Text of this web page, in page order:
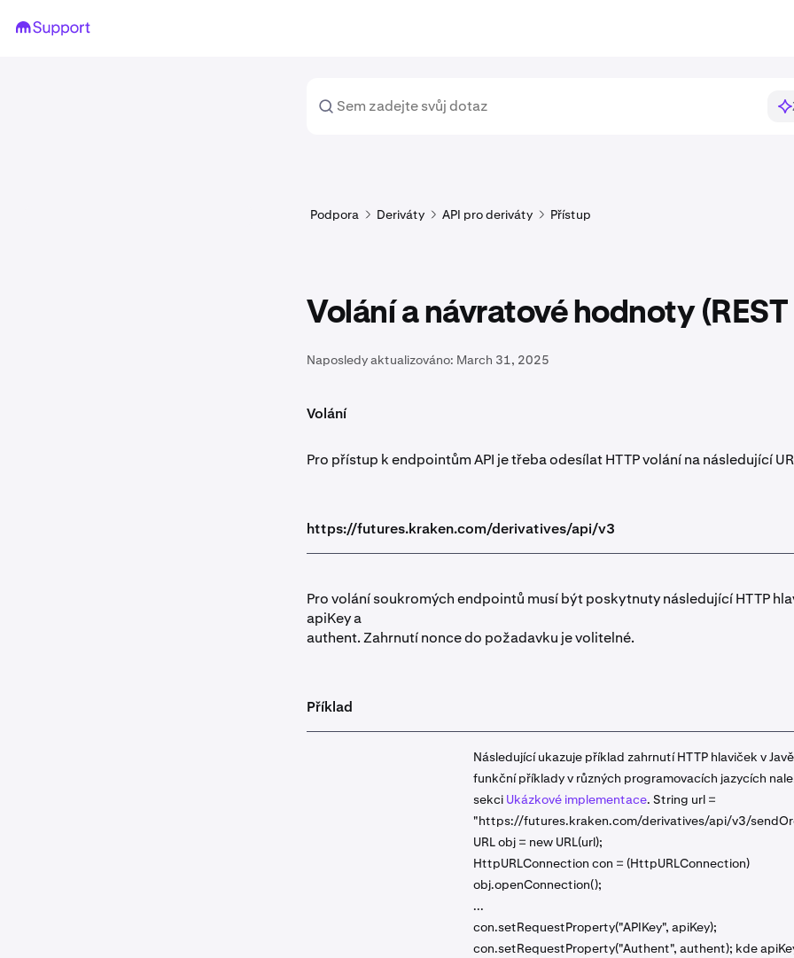
Podpora Deriváty API pro deriváty Přístup
Volání a návratové hodnoty (REST
Naposledy aktualizováno: March 31, 2025
Volání
Pro přístup k endpointům API je třeba odesílat HTTP volání na následující
https://futures.kraken.com/derivatives/api/v3
Pro volání soukromých endpointů musí být poskytnuty následující HTTP
apiKey a
authent. Zahrnutí nonce do požadavku je volitelné.
Příklad
Následující ukazuje příklad zahrnutí HTTP hlaviček v
funkční příklady v různých programovacích jazycích
sekci Ukázkové implementace. String url =
"https://futures.kraken.com/derivatives/api/v3/
URL obj = new URL(url);
HttpURLConnection con = (HttpURLConnection)
obj.openConnection();
...
con.setRequestProperty("APIKey", apiKey);
con.setRequestProperty("Authent", authent); kde